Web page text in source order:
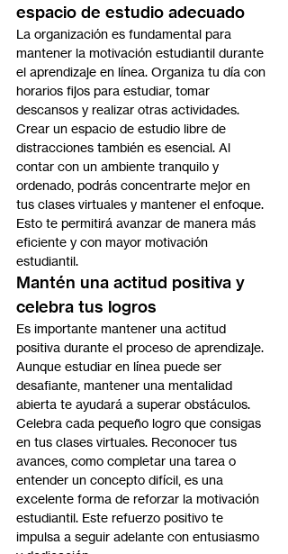
espacio de estudio adecuado
La organización es fundamental para
mantener la motivación estudiantil durante
el aprendizaje en línea. Organiza tu día con
horarios fijos para estudiar, tomar
descansos y realizar otras actividades.
Crear un espacio de estudio libre de
distracciones también es esencial. Al
contar con un ambiente tranquilo y
ordenado, podrás concentrarte mejor en
tus clases virtuales y mantener el enfoque.
Esto te permitirá avanzar de manera más
eficiente y con mayor motivación
estudiantil.
Mantén una actitud positiva y
celebra tus logros
Es importante mantener una actitud
positiva durante el proceso de aprendizaje.
Aunque estudiar en línea puede ser
desafiante, mantener una mentalidad
abierta te ayudará a superar obstáculos.
Celebra cada pequeño logro que consigas
en tus clases virtuales. Reconocer tus
avances, como completar una tarea o
entender un concepto difícil, es una
excelente forma de reforzar la motivación
estudiantil. Este refuerzo positivo te
impulsa a seguir adelante con entusiasmo